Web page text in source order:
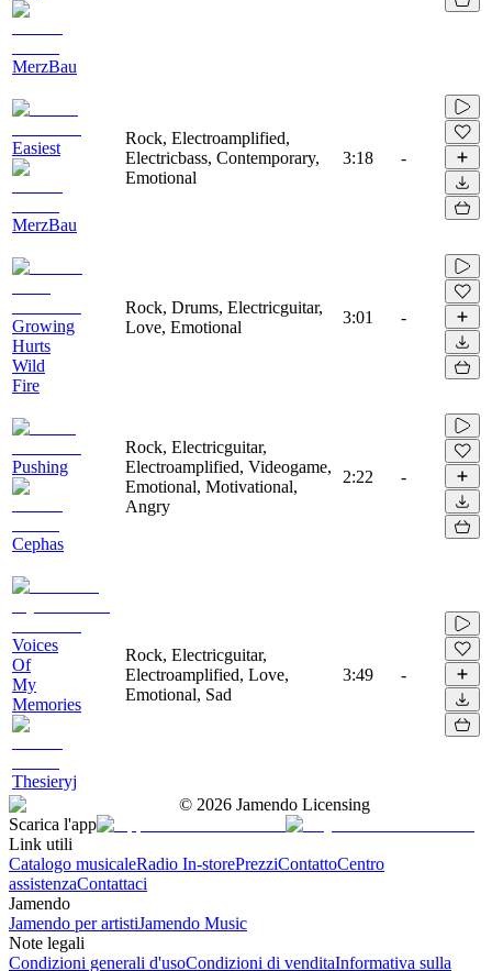
MerzBau
Easiest
MerzBau
Rock, Electroamplified,
Electricbass, Contemporary,
Emotional
3:18 -
Growing
Hurts
Wild
Fire
Rock, Drums, Electricguitar,
Love, Emotional
3:01 -
Pushing
Cephas
Rock, Electricguitar,
Electroamplified, Videogame,
Emotional, Motivational,
Angry
2:22 -
Voices
Of
My
Memories
Thesieryj
Rock, Electricguitar,
Electroamplified, Love,
Emotional, Sad
3:49 -
© 2026 Jamendo Licensing
Scarica l'app
Link utili
Catalogo musicaleRadio In-storePrezziContattoCentro
assistenzaContattaci
Jamendo
Jamendo per artistiJamendo Music
Note legali
Condizioni generali d'usoCondizioni di venditaInformativa sulla